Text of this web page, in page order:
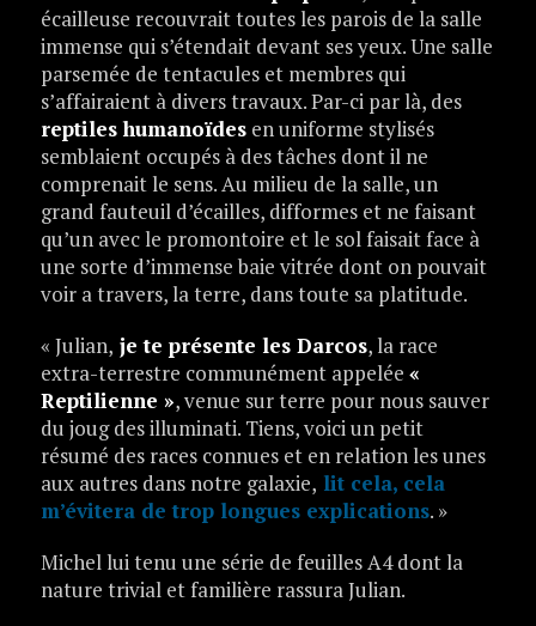
écailleuse recouvrait toutes les parois de la salle
immense qui s’étendait devant ses yeux. Une salle
parsemée de tentacules et membres qui
s’affairaient à divers travaux. Par-ci par là, des
reptiles humanoïdesen uniforme stylisés
semblaient occupés à des tâches dont il ne
comprenait le sens. Au milieu de la salle, un
grand fauteuil d’écailles, difformes et ne faisant
qu’un avec le promontoire et le sol faisait face à
une sorte d’immense baie vitrée dont on pouvait
voir a travers, la terre, dans toute sa platitude.
« Julian, je te présente les Darcos, la race
extra-terrestre communément appelée «
Reptilienne », venue sur terre pour nous sauver
du joug des illuminati. Tiens, voici un petit
résumé des races connues et en relation les unes
aux autres dans notre galaxie, lit cela, cela
m’évitera de trop longues explications. »
Michel lui tenu une série de feuilles A4 dont la
nature trivial et familière rassura Julian.